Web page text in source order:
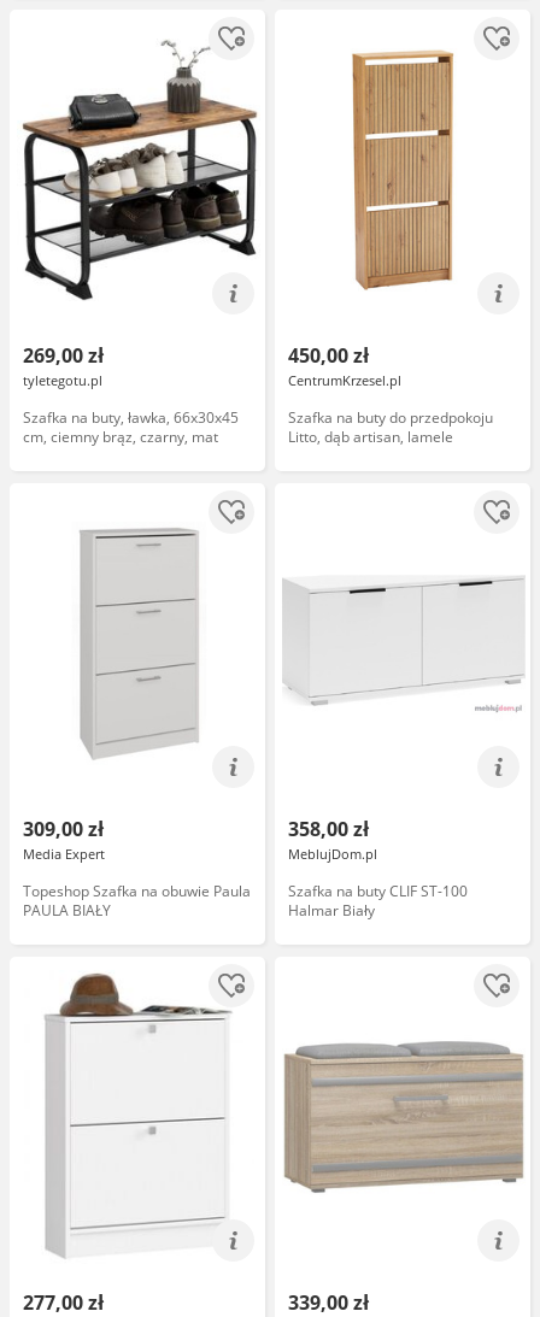
269,00 zł
tyletegotu.pl
Szafka na buty, ławka, 66x30x45
cm, ciemny brąz, czarny, mat
450,00 zł
CentrumKrzesel.pl
Szafka na buty do przedpokoju
Litto, dąb artisan, lamele
309,00 zł
Media Expert
Topeshop Szafka na obuwie Paula
PAULA BIAŁY
358,00 zł
MeblujDom.pl
Szafka na buty CLIF ST-100
Halmar Biały
277,00 zł 339,00 zł